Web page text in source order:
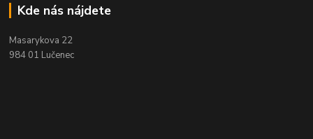
Kde nás nájdete
Masarykova 22
984 01 Lučenec